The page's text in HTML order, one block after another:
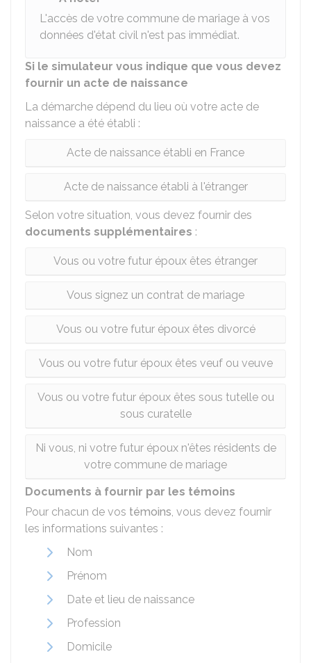
L'accès de votre commune de mariage à vos
données d'état civil n'est pas immédiat.
Si le simulateur vous indique que vous devez
fournir un acte de naissance
La démarche dépend du lieu où votre acte de
naissance a été établi :
Acte de naissance établi en France
Acte de naissance établi à l'étranger
Selon votre situation, vous devez fournir des
documents supplémentaires :
Vous ou votre futur époux êtes étranger
Vous signez un contrat de mariage
Vous ou votre futur époux êtes divorcé
Vous ou votre futur époux êtes veuf ou veuve
Vous ou votre futur époux êtes sous tutelle ou
sous curatelle
Ni vous, ni votre futur époux n'êtes résidents de
votre commune de mariage
Documents à fournir par les témoins
Pour chacun de vos témoins, vous devez fournir
les informations suivantes :
Nom
Prénom
Date et lieu de naissance
Profession
Domicile